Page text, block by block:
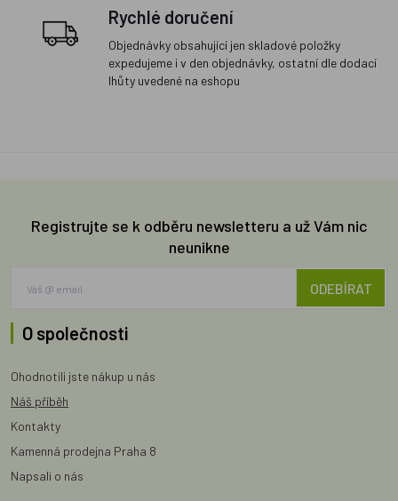
Rychlé doručení
Objednávky obsahující jen skladové položky
expedujeme i v den objednávky, ostatní dle dodací
lhůty uvedené na eshopu
Registrujte se k odběru newsletteru a už Vám nic
neunikne
ODEBÍRAT
O společnosti
Ohodnotili jste nákup u nás
Náš příběh
Kontakty
Kamenná prodejna Praha 8
Napsali o nás